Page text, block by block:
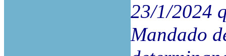
23/1/2024
Mandado